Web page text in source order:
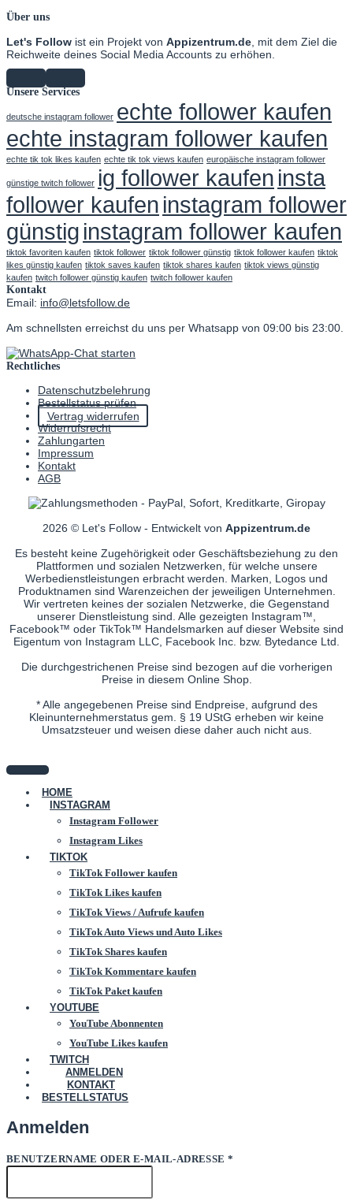
Über uns
Let's Follow ist ein Projekt von Appizentrum.de , mit dem Ziel die
Reichweite deines Social Media Accounts zu erhöhen.
Unsere Services
deutsche instagram follower echte follower kaufen
echte instagram follower kaufen
echte tik tok likes kaufen echte tik tok views kaufen europäische instagram follower
günstige twitch follower ig follower kaufen insta
follower kaufen instagram follower
günstig instagram follower kaufen
tiktok favoriten kaufen tiktok follower tiktok follower günstig tiktok follower kaufen tiktok
likes günstig kaufen tiktok saves kaufen tiktok shares kaufen tiktok views günstig
kaufen twitch follower günstig kaufen twitch follower kaufen
Kontakt
Email: info@letsfollow.de
Am schnellsten erreichst du uns per Whatsapp von 09:00 bis 23:00.
Rechtliches
Datenschutzbelehrung
Bestellstatus prüfen
Vertrag widerrufen
Widerrufsrecht
Zahlungarten
Impressum
Kontakt
AGB
2026 © Let's Follow - Entwickelt von Appizentrum.de
Es besteht keine Zugehörigkeit oder Geschäftsbeziehung zu den
Plattformen und sozialen Netzwerken, für welche unsere
Werbedienstleistungen erbracht werden. Marken, Logos und
Produktnamen sind Warenzeichen der jeweiligen Unternehmen.
Wir vertreten keines der sozialen Netzwerke, die Gegenstand
unserer Dienstleistung sind. Alle gezeigten Instagram™,
Facebook™ oder TikTok™ Handelsmarken auf dieser Website sind
Eigentum von Instagram LLC, Facebook Inc. bzw. Bytedance Ltd.
Die durchgestrichenen Preise sind bezogen auf die vorherigen
Preise in diesem Online Shop.
* Alle angegebenen Preise sind Endpreise, aufgrund des
Kleinunternehmerstatus gem. § 19 UStG erheben wir keine
Umsatzsteuer und weisen diese daher auch nicht aus.
HOME
INSTAGRAM
Instagram Follower
Instagram Likes
TIKTOK
TikTok Follower kaufen
TikTok Likes kaufen
TikTok Views / Aufrufe kaufen
TikTok Auto Views und Auto Likes
TikTok Shares kaufen
TikTok Kommentare kaufen
TikTok Paket kaufen
YOUTUBE
YouTube Abonnenten
YouTube Likes kaufen
TWITCH
ANMELDEN
KONTAKT
BESTELLSTATUS
Anmelden
BENUTZERNAME ODER E-MAIL-ADRESSE *